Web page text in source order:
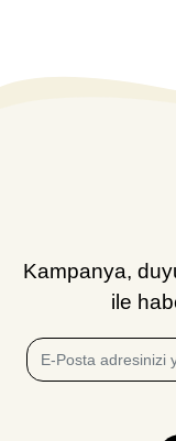
Kampanya,
ile